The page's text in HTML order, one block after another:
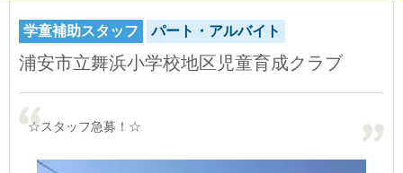
学童補助スタッフ パート・アルバイト
浦安市立舞浜小学校地区児童育成クラブ
☆スタッフ急募！☆